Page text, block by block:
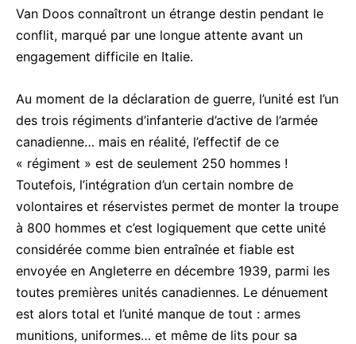
Van Doos connaîtront un étrange destin pendant le
conflit, marqué par une longue attente avant un
engagement difficile en Italie.
Au moment de la déclaration de guerre, l’unité est l’un
des trois régiments d’infanterie d’active de l’armée
canadienne… mais en réalité, l’effectif de ce
« régiment » est de seulement 250 hommes !
Toutefois, l’intégration d’un certain nombre de
volontaires et réservistes permet de monter la troupe
à 800 hommes et c’est logiquement que cette unité
considérée comme bien entraînée et fiable est
envoyée en Angleterre en décembre 1939, parmi les
toutes premières unités canadiennes. Le dénuement
est alors total et l’unité manque de tout : armes
munitions, uniformes… et même de lits pour sa